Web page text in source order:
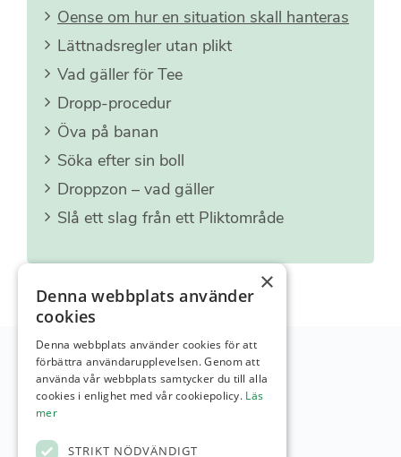
Oense om hur en situation skall hanteras
Lättnadsregler utan plikt
Vad gäller för Tee
Dropp-procedur
Öva på banan
Söka efter sin boll
Droppzon – vad gäller
Slå ett slag från ett Pliktområde
×
Denna webbplats använder
cookies
Denna webbplats använder cookies för att
förbättra användarupplevelsen. Genom att
använda vår webbplats samtycker du till alla
cookies i enlighet med vår cookiepolicy. Läs
mer
STRIKT NÖDVÄNDIGT